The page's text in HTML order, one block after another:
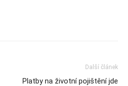
Další článek
Platby na životní pojištění jde